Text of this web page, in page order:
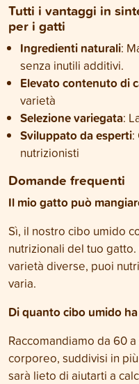
Tutti i vantaggi in
per i gatti
Ingredienti naturali:
senza inutili additivi.
Elevato contenuto di
varietà
Selezione variegata:
Sviluppato da esperti:
nutrizionisti
Domande frequenti
Il mio gatto può
Sì, il nostro cibo umido
nutrizionali del tuo
varietà diverse, puoi
varia.
Di quanto cibo umido
Raccomandiamo da 60
corporeo, suddivisi in
sarà lieto di aiutarti a